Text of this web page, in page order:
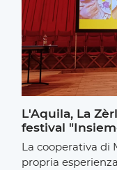
L'Aquila, La
festival
La cooperativa di
propria